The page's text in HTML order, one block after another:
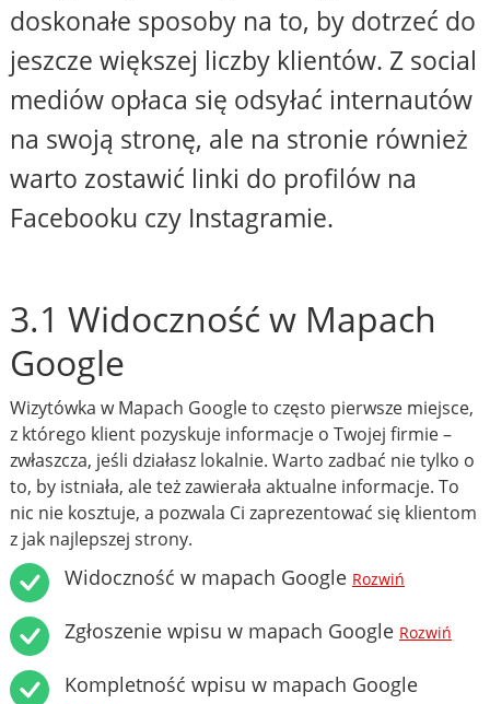
doskonałe sposoby na to, by dotrzeć do
jeszcze większej liczby klientów. Z social
mediów opłaca się odsyłać internautów
na swoją stronę, ale na stronie również
warto zostawić linki do profilów na
Facebooku czy Instagramie.
3.1 Widoczność w Mapach
Google
Wizytówka w Mapach Google to często pierwsze miejsce,
z którego klient pozyskuje informacje o Twojej firmie –
zwłaszcza, jeśli działasz lokalnie. Warto zadbać nie tylko o
to, by istniała, ale też zawierała aktualne informacje. To
nic nie kosztuje, a pozwala Ci zaprezentować się klientom
z jak najlepszej strony.
Widoczność w mapach Google Rozwiń
Zgłoszenie wpisu w mapach Google Rozwiń
Kompletność wpisu w mapach Google